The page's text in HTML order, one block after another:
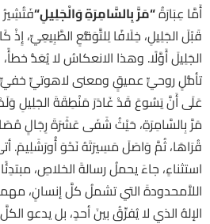
أَمَّا عِبَارَةُ“مَرَّ بِالسَّامِرَةِ وَالْجَلِيلِ“
قَبْلَ الجَلِيلِ، خِلَافًا لِلتَّوَقُّعِ الطَّبِيعِيِّ، إِذْ
الجَلِيلَ أَوَّلًا. وهذا الانعكاسُ لا يُعَدُّ خطأً،
تأمُّلٍ روحيٍّ عميقٍ ومعنى لاهوتيٍّ خفيٍّ.
عَلَى أَنَّ يَسُوعَ قَدْ غَادَرَ مَنْطِقَةَ الجَلِيلِ
مَرَّ بِالسَّامِرَةِ، حَيْثُ شَفَى عَشَرَةَ رِجَالٍ
قُرَاهَا، ثُمَّ وَاصَلَ مَسِيرَتَهُ نَحْوَ أُورَشَلِيمَ.
استثناءٍ، جاءَ يحملُ رسالةَ الخلاصِ،
اللاَّمحدودةَ التي تشملُ كلَّ إنسانٍ،
الإلهُ الذي لا يُفرِّقُ بينَ أحدٍ، بل يدعو